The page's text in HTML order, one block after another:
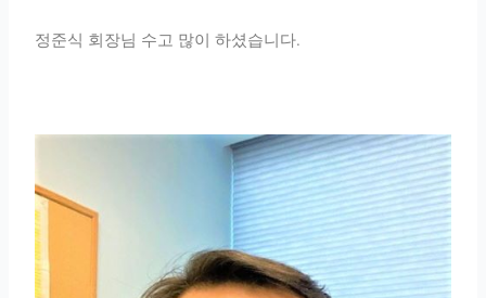
정준식 회장님 수고 많이 하셨습니다.